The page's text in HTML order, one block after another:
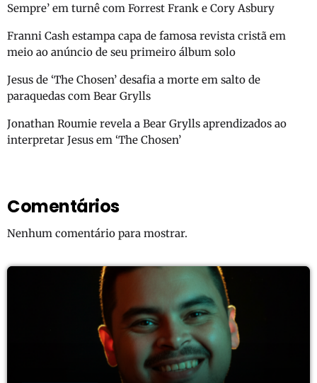
Sempre’ em turnê com Forrest Frank e Cory Asbury
Franni Cash estampa capa de famosa revista cristã em
meio ao anúncio de seu primeiro álbum solo
Jesus de ‘The Chosen’ desafia a morte em salto de
paraquedas com Bear Grylls
Jonathan Roumie revela a Bear Grylls aprendizados ao
interpretar Jesus em ‘The Chosen’
Comentários
Nenhum comentário para mostrar.